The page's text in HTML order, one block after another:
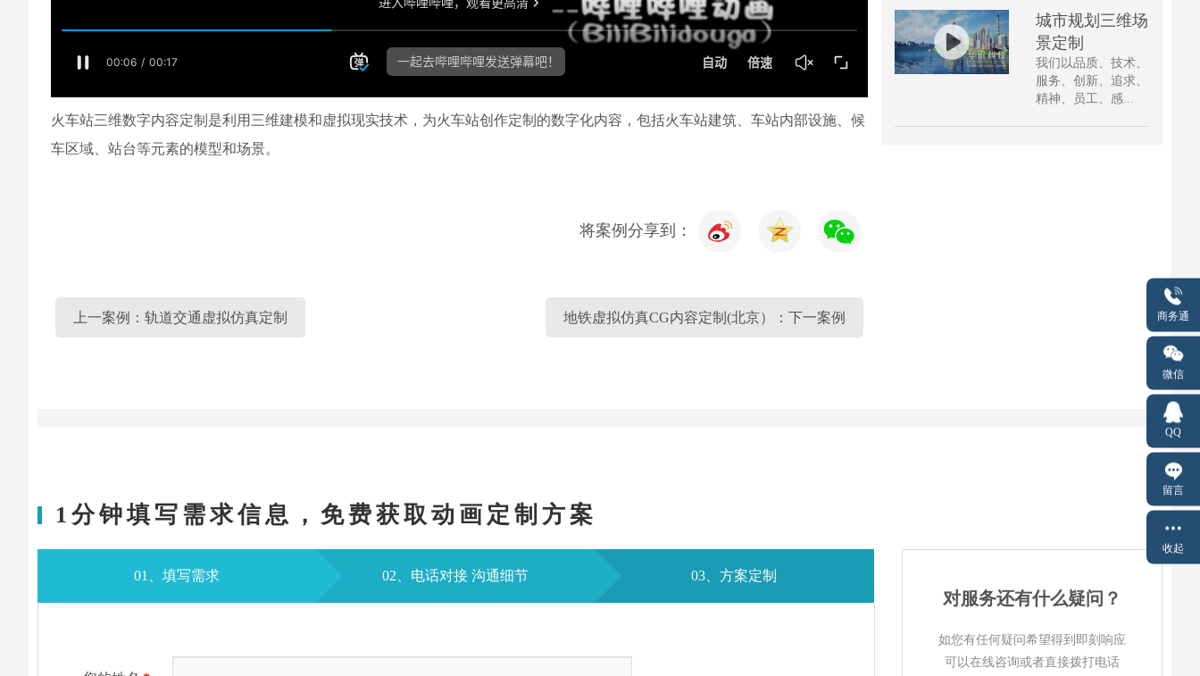
火车站三维数字内容定制是利用三维建模和虚拟现实技术，为火车站创作定制的数字化内容，包括火车站建筑、车站内部设施、候
车区域、站台等元素的模型和场景。
将案例分享到：
上一案例：轨道交通虚拟仿真定制 地铁虚拟仿真CG内容定制(北京）：下一案例
城市规划三维场
景定制
我们以品质、技术、
服务、创新、追求、
精神、员工、感...
1分钟填写需求信息，免费获取动画定制方案
01、填写需求 02、电话对接 沟通细节 03、方案定制
对服务还有什么疑问？
如您有任何疑问希望得到即刻响应
可以在线咨询或者直接拨打电话
商务通
微信
QQ
留言
收起